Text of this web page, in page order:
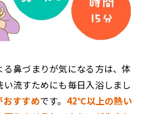
鼻づまりが気になる方は、体
流すためにも毎日入浴しまし
おすすめです。 42℃以上の熱い